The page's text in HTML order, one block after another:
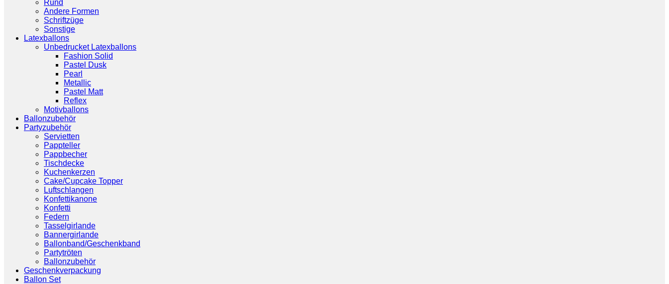
Rund
Andere Formen
Schriftzüge
Sonstige
Latexballons
Unbedrucket Latexballons
Fashion Solid
Pastel Dusk
Pearl
Metallic
Pastel Matt
Reflex
Motivballons
Ballonzubehör
Partyzubehör
Servietten
Pappteller
Pappbecher
Tischdecke
Kuchenkerzen
Cake/Cupcake Topper
Luftschlangen
Konfettikanone
Konfetti
Federn
Tasselgirlande
Bannergirlande
Ballonband/Geschenkband
Partytröten
Ballonzubehör
Geschenkverpackung
Ballon Set